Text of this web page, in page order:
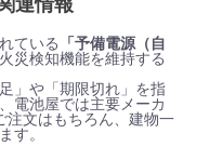
連情報
ている
「予備電源（自
災検知機能を維持する
」や「期限切れ」を指
電池屋では主要メーカ
注文はもちろん、建物一
す。